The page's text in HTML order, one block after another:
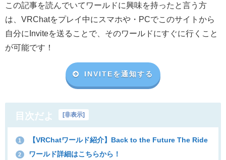
この記事を読んでいてワールドに興味を持ったと言う方
は、VRChatをプレイ中にスマホや・ PCでこのサイトから
自分にInviteを送ることで、そのワールドにすぐに行くこと
が可能です！
INVITEを通知する
目次だよ 非表示
1 【VRChatワールド紹介】Back to the Future The Ride
2 ワールド詳細はこちらから！